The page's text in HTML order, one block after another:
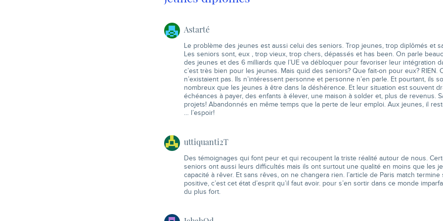
Astarté
Le problème des jeunes est aussi celui des seniors. Trop jeunes, trop diplômés et
Les seniors sont, eux , trop vieux, trop chers, dépassés et has been. On parle
des jeunes et des 6 milliards que l’UE va débloquer pour favoriser leur intégration
c’est très bien pour les jeunes. Mais quid des seniors? Que fait-on pour eux? RIEN.
n’existaient pas. Ils n’intéressent personne et personne n’en parle. Et pourtant, ils
nombreux que les jeunes à être dans la déshérence. Et leur situation est souvent
échéances à payer, des enfants à élever, une maison à solder et, plus de revenus.
projets! Abandonnés en même temps que la perte de leur emploi. Aux jeunes, il
… l’espoir!
uttiquanti2T
Des témoignages qui font peur et qui recoupent la triste réalité autour de nous.
seniors ont aussi leurs difficultés mais ils ont surtout une qualité en moins que les
capacité à rêver. Et sans rêves, on ne changera rien. l’article de Paris match
positive, c’est cet état d’esprit qu’il faut avoir. pour s’en sortir dans ce monde
du plus fort.